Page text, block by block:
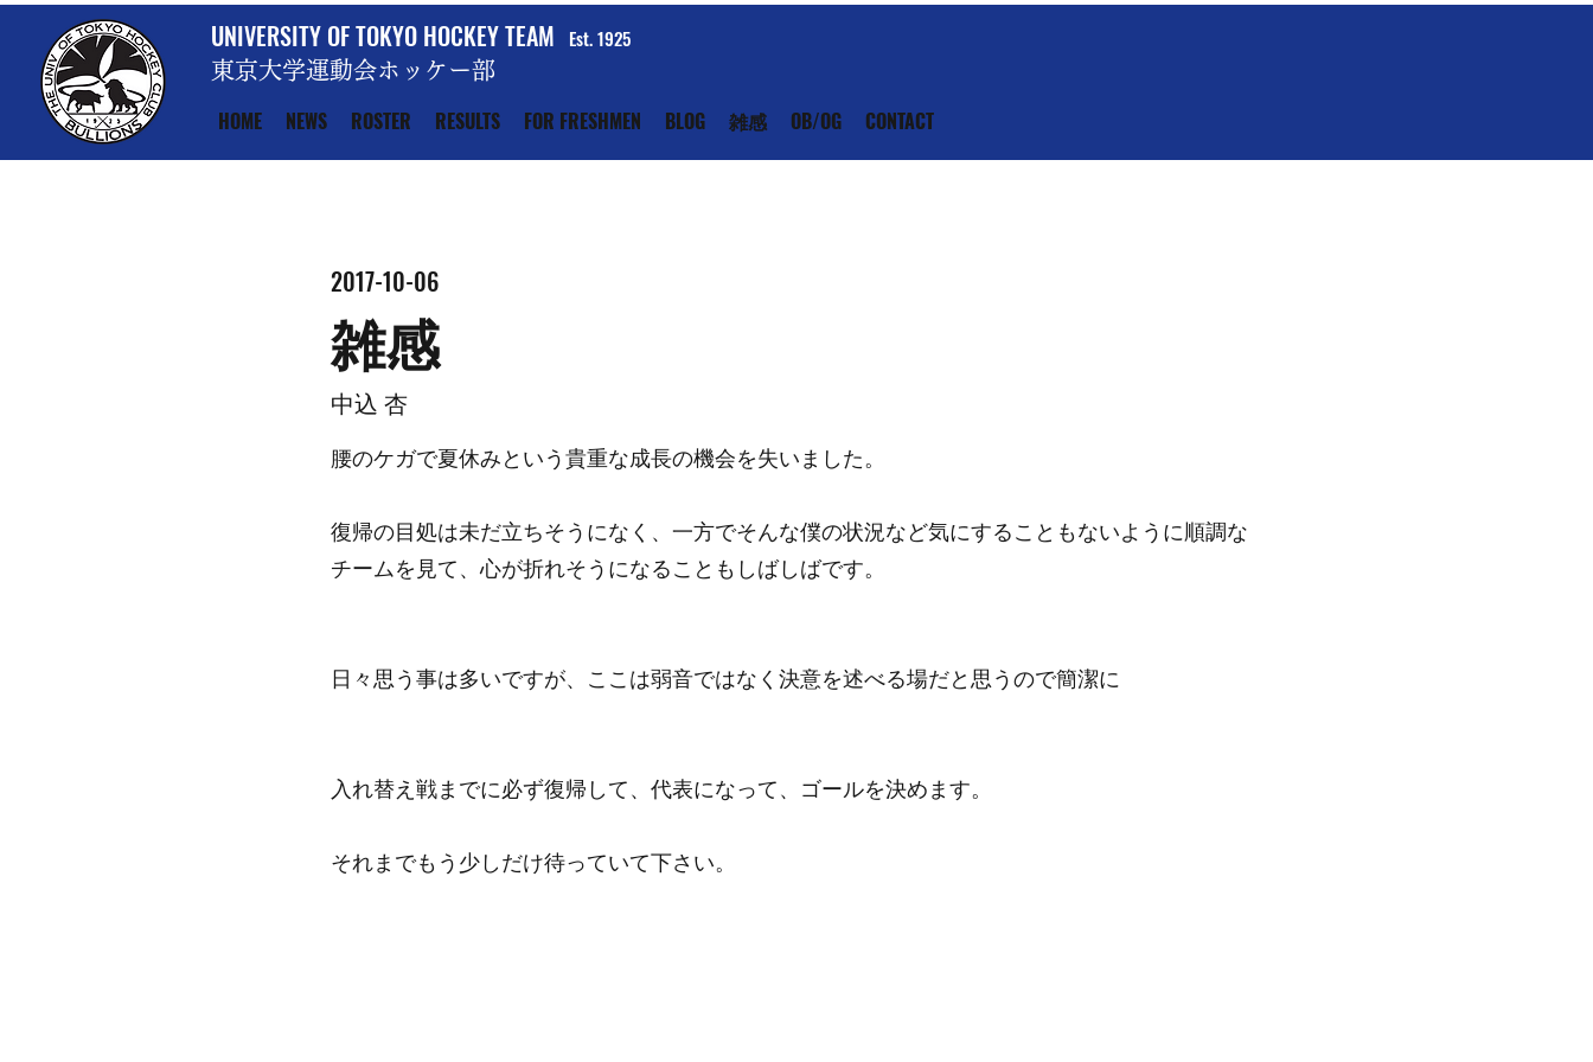
UNIVERSITY OF TOKYO HOCKEY TEAM
東京大学運動会ホッケー部
Est. 1925
HOME NEWS ROSTER RESULTS FOR FRESHMEN BLOG 雑感 OB/OG CONTACT
2017-10-06
雑感
中込 杏
腰のケガで夏休みという貴重な成長の機会を失いました。
復帰の目処は未だ立ちそうになく、一方でそんな僕の状況など気にすることもないように順調な
チームを見て、心が折れそうになることもしばしばです。
日々思う事は多いですが、ここは弱音ではなく決意を述べる場だと思うので簡潔に
入れ替え戦までに必ず復帰して、代表になって、ゴールを決めます。
それまでもう少しだけ待っていて下さい。